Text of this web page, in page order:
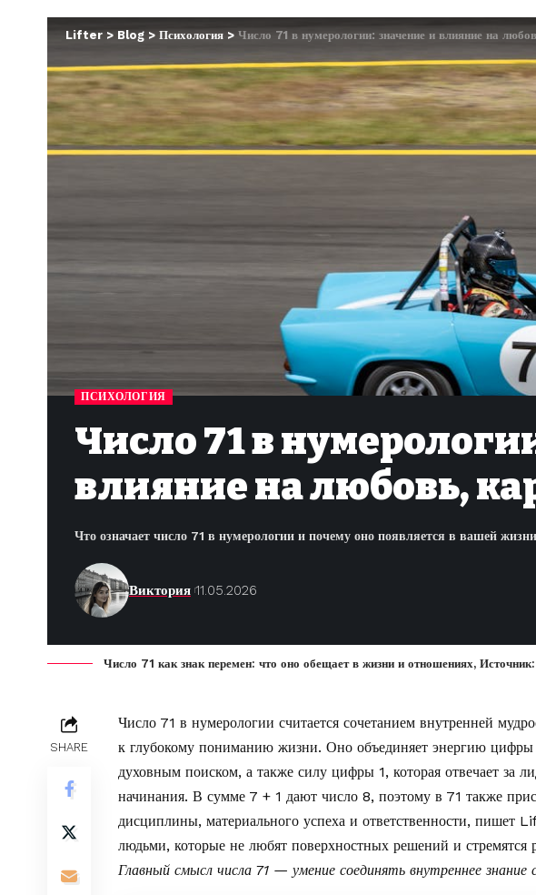
Lifter > Blog > Психология > Число 71 в нумерологии: значение и влияние на
ПСИХОЛОГИЯ
Число 71 в
влияние на любовь,
Что означает число 71 в нумерологии и почему оно появляется в вашей
Виктория 11.05.2026
Число 71 как знак перемен: что оно обещает в жизни и отношениях,
SHARE
Число 71 в нумерологии считается сочетанием внутренней
к глубокому пониманию жизни. Оно объединяет энергию цифры
духовным поиском, а также силу цифры 1, которая отвечает за
начинания. В сумме 7 + 1 дают число 8, поэтому в 71 также
дисциплины, материального успеха и ответственности, пишет
людьми, которые не любят поверхностных решений и стремятся
Главный смысл числа 71 — умение соединять внутреннее знание